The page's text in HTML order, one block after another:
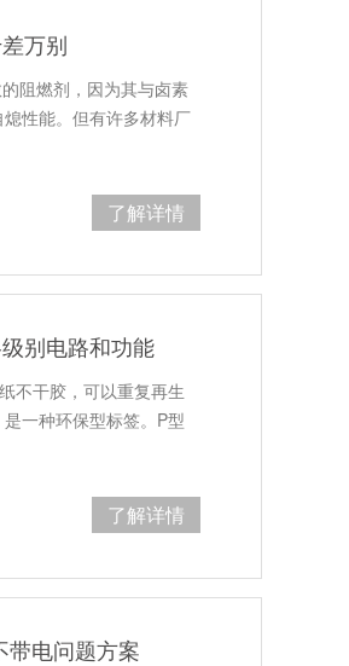
万别
阻燃剂，因为其与卤素
性能。但有许多材料厂
了解详情
别电路和功能
不干胶，可以重复再生
一种环保型标签。P型
了解详情
带电问题方案